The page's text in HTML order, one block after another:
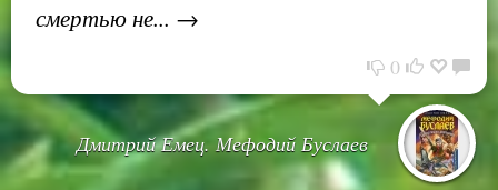
смертью не... →
0
Дмитрий Емец. Мефодий Буслаев